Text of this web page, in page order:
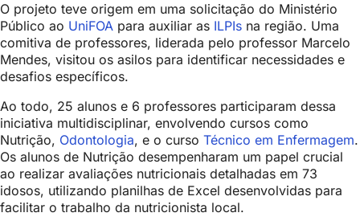
O projeto teve origem em uma solicitação do Ministério
Público ao UniFOA para auxiliar as ILPIs na região. Uma
comitiva de professores, liderada pelo professor Marcelo
Mendes, visitou os asilos para identificar necessidades e
desafios específicos.
Ao todo, 25 alunos e 6 professores participaram dessa
iniciativa multidisciplinar, envolvendo cursos como
Nutrição, Odontologia, e o curso Técnico em Enfermagem.
Os alunos de Nutrição desempenharam um papel crucial
ao realizar avaliações nutricionais detalhadas em 73
idosos, utilizando planilhas de Excel desenvolvidas para
facilitar o trabalho da nutricionista local.